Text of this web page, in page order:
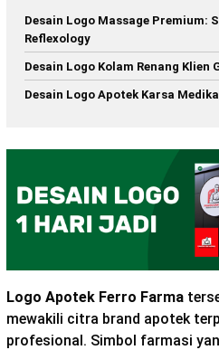
Desain Logo Massage Premium:
Reflexology
Desain Logo Kolam Renang Klien
Desain Logo Apotek Karsa Medika
Logo Apotek Ferro Farma
mewakili citra brand apotek
profesional. Simbol farmasi